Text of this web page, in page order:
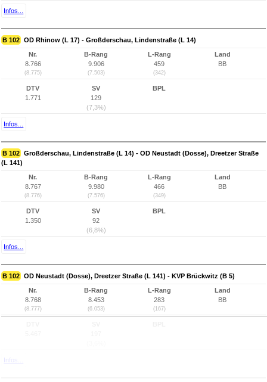
Infos...
B 102 OD Rhinow (L 17) - Großderschau, Lindenstraße (L 14)
Nr.
8.766
(8.775)
B-Rang
9.906
(7.503)
L-Rang
459
(342)
Land
BB
DTV
1.771
SV
129
(7,3%)
BPL
Infos...
B 102 Großderschau, Lindenstraße (L 14) - OD Neustadt (Dosse), Dreetzer Straße
(L 141)
Nr.
8.767
(8.776)
B-Rang
9.980
(7.576)
L-Rang
466
(349)
Land
BB
DTV
1.350
SV
92
(6,8%)
BPL
Infos...
B 102 OD Neustadt (Dosse), Dreetzer Straße (L 141) - KVP Brückwitz (B 5)
Nr.
8.768
(8.777)
B-Rang
8.453
(6.053)
L-Rang
283
(167)
Land
BB
Infos...